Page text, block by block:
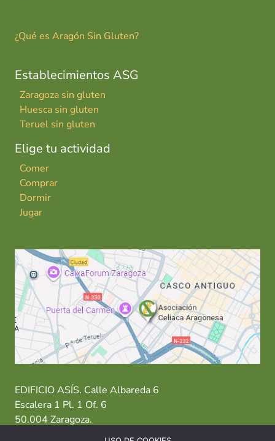
¿Qué es Aragón Sin Gluten?
Establecimientos ASG
Zaragoza sin gluten
Huesca sin gluten
Teruel sin gluten
Elige tu actividad
Comer
Comprar
Dormir
Jugar
EDIFICIO ASÍS. Calle Albareda 6
Escalera 1 Pl. 1 Of. 6
50.004 Zaragoza.